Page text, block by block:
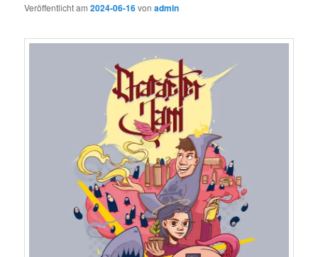
Veröffentlicht am2024-06-16vonadmin